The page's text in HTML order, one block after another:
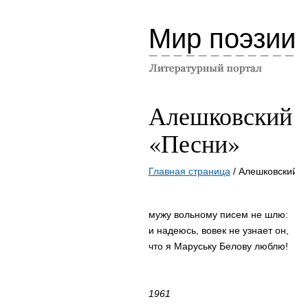
Мир поэзии
«Песни»
Главная страница /
мужу вольному писем не шлю:
и надеюсь, вовек не узнает он,
что я Маруську Белову люблю!
1961